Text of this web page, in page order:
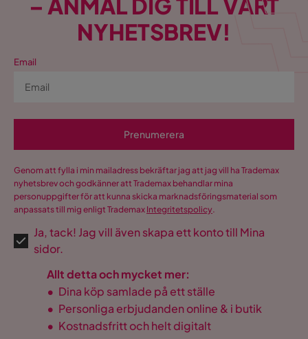
– ANMÄL DIG TILL VÅRT
NYHETSBREV!
Email
Prenumerera
Genom att fylla i min mailadress bekräftar jag att jag vill ha Trademax
nyhetsbrev och godkänner att Trademax behandlar mina
personuppgifter för att kunna skicka marknadsföringsmaterial som
anpassats till mig enligt Trademax Integritetspolicy.
Ja, tack! Jag vill även skapa ett konto till Mina
sidor.
Allt detta och mycket mer:
• Dina köp samlade på ett ställe
• Personliga erbjudanden online & i butik
• Kostnadsfritt och helt digitalt